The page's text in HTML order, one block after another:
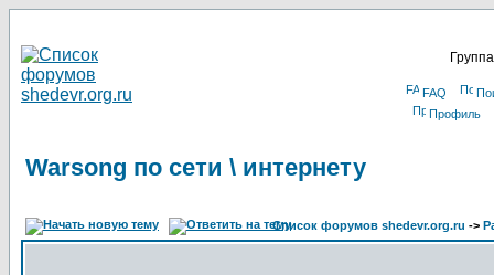
FAQ
Профиль
Warsong по сети \ интернету
Список форумов shedevr.org.ru ->